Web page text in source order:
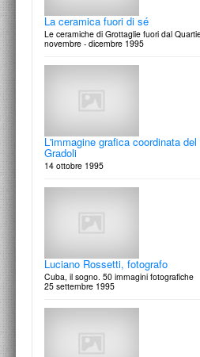
XV Settimana Internazionale del
7/13 dicembre 1996
6 dicembre 1996
Incontro di orientamento sulla didattica e
3 dicembre 1996
La ceramica fuori di sé
Le ceramiche di Grottaglie fuori dal
novembre - dicembre 1995
L'immagine grafica coordinata del
Gradoli
14 ottobre 1995
Luciano Rossetti, fotografo
Cuba, il sogno. 50 immagini fotografiche
25 settembre 1995